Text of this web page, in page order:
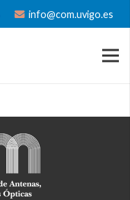
info@com.uvigo.es